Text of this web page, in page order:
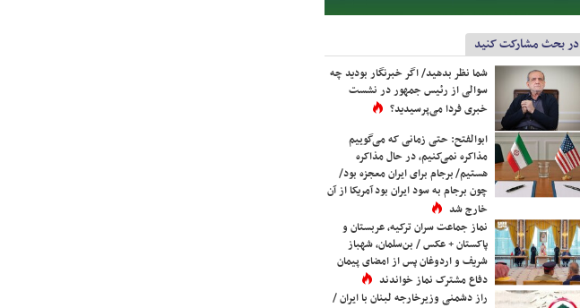
در بحث مشارکت کنید
شما نظر بدهید/ اگر خبرنگار بودید چه
سوالی از رئیس جمهور در نشست
خبری فردا می‌پرسیدید؟
ابوالفتح: حتی زمانی که می‌گوییم
مذاکره نمی‌کنیم، در حال مذاکره
هستیم/ برجام برای ایران معجزه بود/
چون برجام به سود ایران بود آمریکا از آن
خارج شد
نماز جماعت سران ترکیه، عربستان و
پاکستان + عکس / بن‌سلمان، شهباز
شریف و اردوغان پس از امضای پیمان
دفاع مشترک نماز خواندند
راز دشمنی وزیرخارجه لبنان با ایران /